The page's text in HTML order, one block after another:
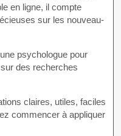
en ligne, il compte
sur les nouveau-
psychologue pour
des recherches
claires, utiles, faciles
commencer à appliquer